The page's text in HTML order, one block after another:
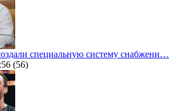
специальную систему снабжени…
(56)